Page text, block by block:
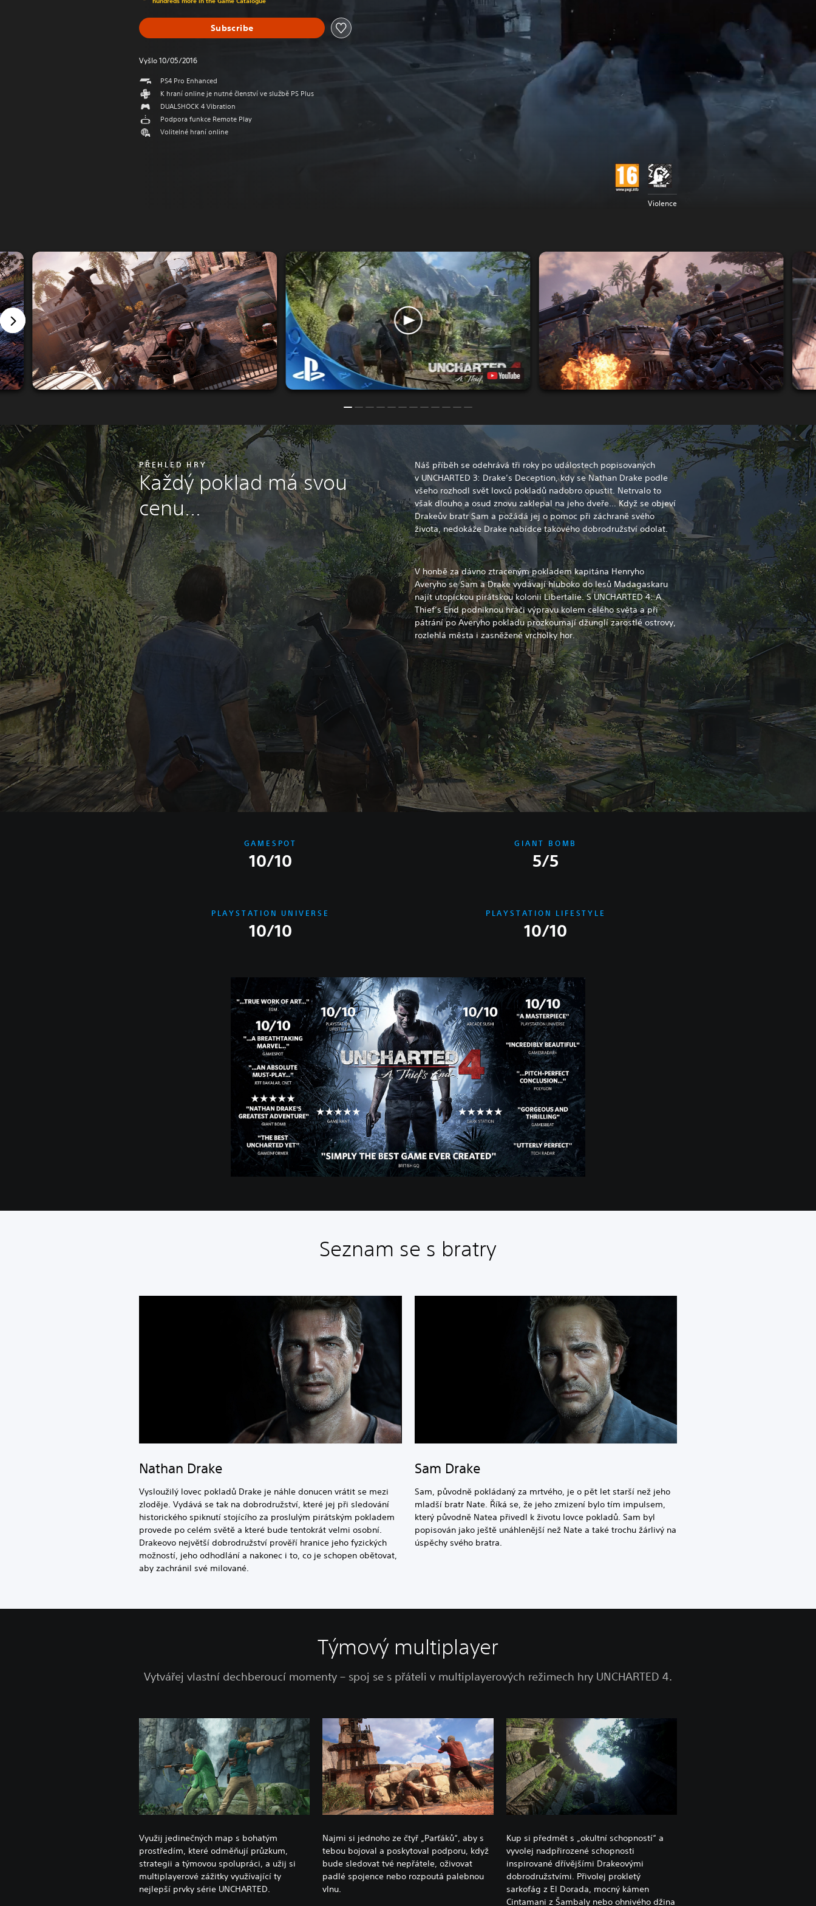
Subscribe
Vyšlo 10/05/2016
PS4 Pro Enhanced
K hraní online je nutné členství ve službě PS Plus
DUALSHOCK 4 Vibration
Podpora funkce Remote Play
Volitelné hraní online
Violence
PŘEHLED HRY
Každý poklad má svou
cenu…
Náš příběh se odehrává tři roky po událostech popisovaných
v UNCHARTED 3: Drake’s Deception, kdy se Nathan Drake podle
všeho rozhodl svět lovců pokladů nadobro opustit. Netrvalo to
však dlouho a osud znovu zaklepal na jeho dveře… Když se objeví
Drakeův bratr Sam a požádá jej o pomoc při záchraně svého
života, nedokáže Drake nabídce takového dobrodružství odolat.
V honbě za dávno ztraceným pokladem kapitána Henryho
Averyho se Sam a Drake vydávají hluboko do lesů Madagaskaru
najít utopickou pirátskou kolonii Libertalie. S UNCHARTED 4: A
Thief’s End podniknou hráči výpravu kolem celého světa a při
pátrání po Averyho pokladu prozkoumají džunglí zarostlé ostrovy,
rozlehlá města i zasněžené vrcholky hor.
GAMESPOT
10/10
GIANT BOMB
5/5
PLAYSTATION UNIVERSE
10/10
PLAYSTATION LIFESTYLE
10/10
Seznam se s bratry
Nathan Drake
Vysloužilý lovec pokladů Drake je náhle donucen vrátit se mezi
zloděje. Vydává se tak na dobrodružství, které jej při sledování
historického spiknutí stojícího za proslulým pirátským pokladem
provede po celém světě a které bude tentokrát velmi osobní.
Drakeovo největší dobrodružství prověří hranice jeho fyzických
možností, jeho odhodlání a nakonec i to, co je schopen obětovat,
aby zachránil své milované.
Sam Drake
Sam, původně pokládaný za mrtvého, je o pět let starší než jeho
mladší bratr Nate. Říká se, že jeho zmizení bylo tím impulsem,
který původně Natea přivedl k životu lovce pokladů. Sam byl
popisován jako ještě unáhlenější než Nate a také trochu žárlivý na
úspěchy svého bratra.
Týmový multiplayer
Vytvářej vlastní dechberoucí momenty – spoj se s přáteli v multiplayerových režimech hry UNCHARTED 4.
Využij jedinečných map s bohatým
prostředím, které odměňují průzkum,
strategii a týmovou spolupráci, a užij si
multiplayerové zážitky využívající ty
nejlepší prvky série UNCHARTED.
Najmi si jednoho ze čtyř „Parťáků“, aby s
tebou bojoval a poskytoval podporu, když
bude sledovat tvé nepřátele, oživovat
padlé spojence nebo rozpoutá palebnou
vlnu.
Kup si předmět s „okultní schopností“ a
vyvolej nadpřirozené schopnosti
inspirované dřívějšími Drakeovými
dobrodružstvími. Přivolej prokletý
sarkofág z El Dorada, mocný kámen
Cintamani z Šambaly nebo ohnivého džina